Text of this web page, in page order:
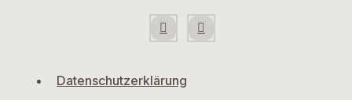
Datenschutzerklärung